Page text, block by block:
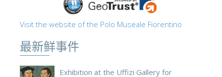
Visit the website of the Polo Museale Fiorentino
最新鲜事件
Exhibition at the Uffizi Gallery for